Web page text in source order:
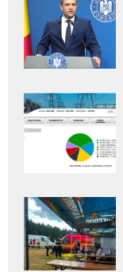
aici textul
pentru
subtitlu
Adaugă
aici textul
pentru
subtitlu
Adaugă
aici textul
pentru
subtitlu